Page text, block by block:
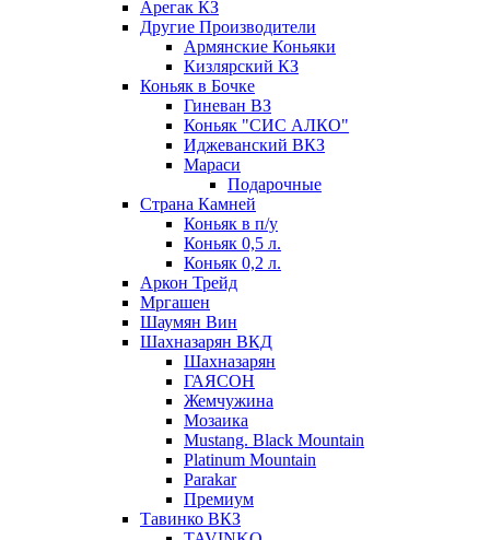
Арегак КЗ
Другие Производители
Армянские Коньяки
Кизлярский КЗ
Коньяк в Бочке
Гиневан ВЗ
Коньяк "СИС АЛКО"
Иджеванский ВКЗ
Мараси
Подарочные
Страна Камней
Коньяк в п/у
Коньяк 0,5 л.
Коньяк 0,2 л.
Аркон Трейд
Мргашен
Шаумян Вин
Шахназарян ВКД
Шахназарян
ГАЯСОН
Жемчужина
Мозаика
Mustang. Black Mountain
Platinum Mountain
Parakar
Премиум
Тавинко ВКЗ